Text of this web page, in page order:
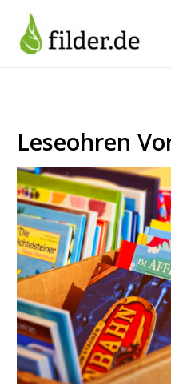
Inhalt
springen
Leseohren